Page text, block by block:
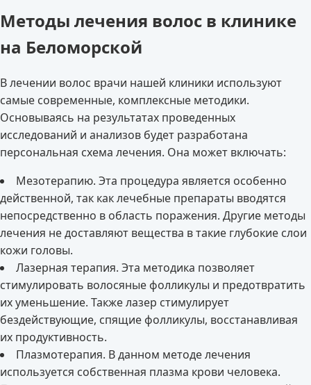
Методы лечения волос в клинике
на Беломорской
В лечении волос врачи нашей клиники используют
самые современные, комплексные методики.
Основываясь на результатах проведенных
исследований и анализов будет разработана
персональная схема лечения. Она может включать:
Мезотерапию. Эта процедура является особенно
действенной, так как лечебные препараты вводятся
непосредственно в область поражения. Другие методы
лечения не доставляют вещества в такие глубокие слои
кожи головы.
Лазерная терапия. Эта методика позволяет
стимулировать волосяные фолликулы и предотвратить
их уменьшение. Также лазер стимулирует
бездействующие, спящие фолликулы, восстанавливая
их продуктивность.
Плазмотерапия. В данном методе лечения
используется собственная плазма крови человека.